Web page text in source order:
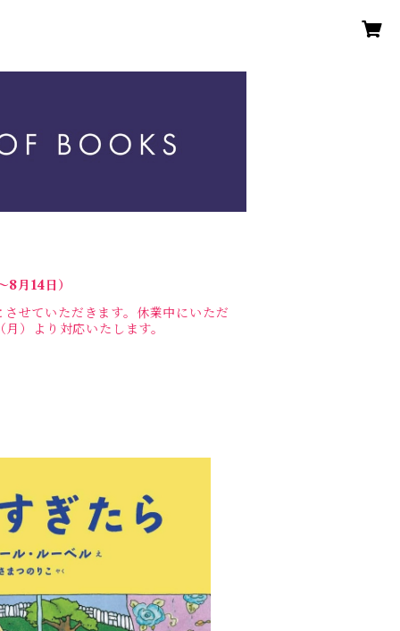
月14日）
せていただきます。休業中にいただ
）より対応いたします。